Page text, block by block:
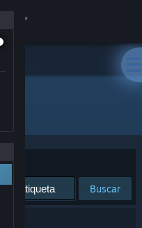
Buscar